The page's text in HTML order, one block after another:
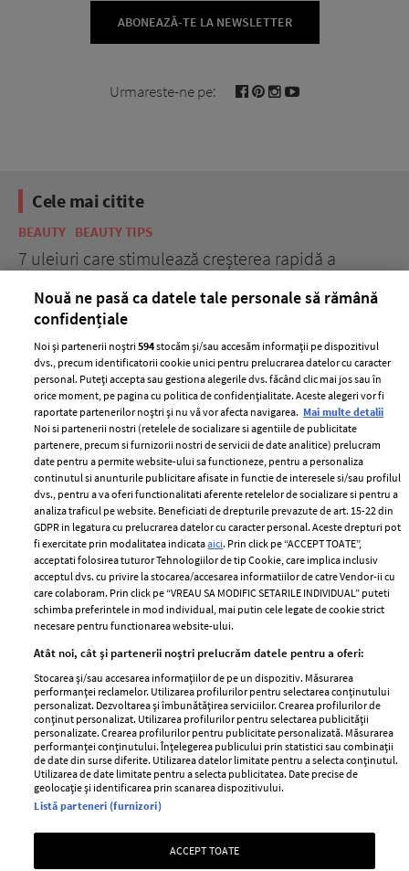
ABONEAZĂ-TE LA NEWSLETTER
Urmareste-ne pe:
Cele mai citite
BEAUTY BEAUTY TIPS
7 uleiuri care stimulează creșterea rapidă a
ELLE Style Awards
2024
Despre ELLE
Romania
Contact
Abonamente
Termeni si conditii
Politica de
confidențialitate
Politica de cookies
Publicitate
GSP
Unica
Baby
Retete
femei
Viva
Avantaje
Retete practice
Pariază responsabil! Decizia ONJN nr. 821/25.09.2025.
Jocurile de noroc sunt interzise minorilor.
Nouă ne pasă ca datele tale personale să rămână
confidențiale
Noi și partenerii noștri594stocăm și/sau accesăm informații pe dispozitivul
dvs., precum identificatorii cookie unici pentru prelucrarea datelor cu caracter
personal. Puteți accepta sau gestiona alegerile dvs. făcând clic mai jos sau în
orice moment, pe pagina cu politica de confidențialitate. Aceste alegeri vor fi
raportate partenerilor noștri și nu vă vor afecta navigarea. Mai multe detalii
Noi si partenerii nostri (retelele de socializare si agentiile de publicitate
partenere, precum si furnizorii nostri de servicii de date analitice) prelucram
date pentru a permite website-ului sa functioneze, pentru a personaliza
continutul si anunturile publicitare afisate in functie de interesele si/sau profilul
dvs., pentru a va oferi functionalitati aferente retelelor de socializare si pentru a
analiza traficul pe website. Beneficiati de drepturile prevazute de art. 15-22 din
GDPR in legatura cu prelucrarea datelor cu caracter personal. Aceste drepturi pot
fi exercitate prin modalitatea indicataaici. Prin click pe “ACCEPT TOATE”,
acceptati folosirea tuturor Tehnologiilor de tip Cookie, care implica inclusiv
acceptul dvs. cu privire la stocarea/accesarea informatiilor de catre Vendor-ii cu
care colaboram. Prin click pe “VREAU SA MODIFIC SETARILE INDIVIDUAL” puteti
schimba preferintele in mod individual, mai putin cele legate de cookie strict
necesare pentru functionarea website-ului.
Atât noi, cât și partenerii noștri prelucrăm datele pentru a oferi:
Stocarea și/sau accesarea informațiilor de pe un dispozitiv. Măsurarea
performanței reclamelor. Utilizarea profilurilor pentru selectarea conținutului
personalizat. Dezvoltarea și îmbunătățirea serviciilor. Crearea profilurilor de
conținut personalizat. Utilizarea profilurilor pentru selectarea publicității
personalizate. Crearea profilurilor pentru publicitate personalizată. Măsurarea
performanței conținutului. Înțelegerea publicului prin statistici sau combinații
de date din surse diferite. Utilizarea datelor limitate pentru a selecta conținutul.
Utilizarea de date limitate pentru a selecta publicitatea. Date precise de
geolocație și identificarea prin scanarea dispozitivului.
Listă parteneri (furnizori)
ACCEPT TOATE